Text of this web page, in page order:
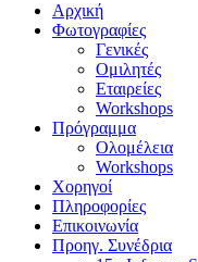
Αρχική
Φωτογραφίες
Γενικές
Ομιλητές
Εταιρείες
Workshops
Πρόγραμμα
Ολομέλεια
Workshops
Χορηγοί
Πληροφορίες
Επικοινωνία
Προηγ. Συνέδρια